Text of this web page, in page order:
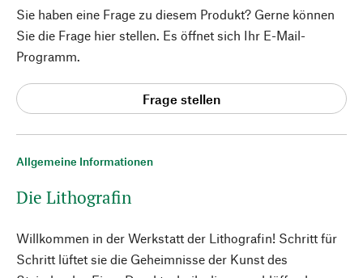
Allgemeine Informationen
Die Lithografin
Willkommen in der Werkstatt der Lithografin! Schritt für
Schritt lüftet sie die Geheimnisse der Kunst des
Sie haben eine Frage zu diesem Produkt? Gerne können
Sie die Frage hier stellen. Es öffnet sich Ihr E-Mail-
Programm.
Frage stellen